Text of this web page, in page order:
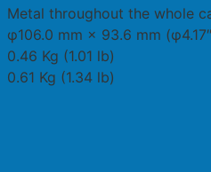
Metal throughout the whole
φ106.0 mm × 93.6 mm
0.46 Kg (1.01 lb)
0.61 Kg (1.34 lb)